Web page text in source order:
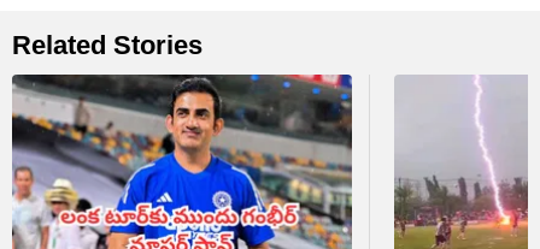
Related Stories